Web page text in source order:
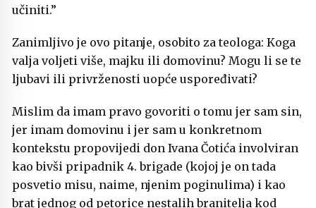
učiniti.”
Zanimljivo je ovo pitanje, osobito za teologa: Koga
valja voljeti više, majku ili domovinu? Mogu li se te
ljubavi ili privrženosti uopće uspoređivati?
Mislim da imam pravo govoriti o tomu jer sam sin,
jer imam domovinu i jer sam u konkretnom
kontekstu propovijedi don Ivana Čotića involviran
kao bivši pripadnik 4. brigade (kojoj je on tada
posvetio misu, naime, njenim poginulima) i kao
brat jednog od petorice nestalih branitelja kod